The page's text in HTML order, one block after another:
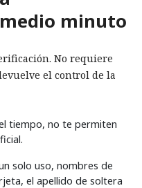
minuto
No requiere
el control de la
tiempo, no te permiten
solo uso, nombres de
el apellido de soltera